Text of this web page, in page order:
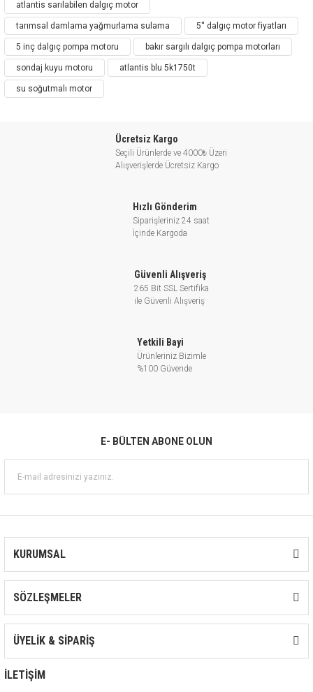
atlantis sarılabilen dalgıç motor
tarımsal damlama yağmurlama sulama 5'' dalgıç motor fiyatları
5 inç dalgıç pompa motoru bakır sargılı dalgıç pompa motorları
sondaj kuyu motoru atlantis blu 5k1750t
su soğutmalı motor
Ücretsiz Kargo
Seçili Ürünlerde ve 4000₺ Üzeri
Alışverişlerde Ücretsiz Kargo
Hızlı Gönderim
Siparişleriniz 24 saat
İçinde Kargoda
Güvenli Alışveriş
265 Bit SSL Sertifika
ile Güvenli Alışveriş
Yetkili Bayi
Ürünleriniz Bizimle
%100 Güvende
E- BÜLTEN ABONE OLUN
KURUMSAL
SÖZLEŞMELER
ÜYELİK & SİPARİŞ
İLETİŞİM